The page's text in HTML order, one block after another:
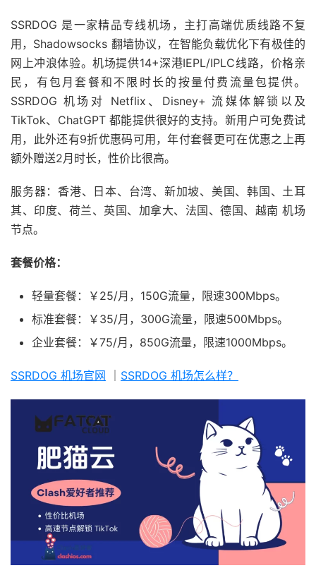
SSRDOG 是一家精品专线机场，主打高端优质线路不复
用，Shadowsocks 翻墙协议，在智能负载优化下有极佳的
网上冲浪体验。机场提供14+深港IEPL/IPLC线路，价格亲
民，有包月套餐和不限时长的按量付费流量包提供。
SSRDOG 机场对 Netflix、Disney+ 流媒体解锁以及
TikTok、ChatGPT 都能提供很好的支持。新用户可免费试
用，此外还有9折优惠码可用，年付套餐更可在优惠之上再
额外赠送2月时长，性价比很高。
服务器：香港、日本、台湾、新加坡、美国、韩国、土耳
其、印度、荷兰、英国、加拿大、法国、德国、越南 机场
节点。
套餐价格：
轻量套餐：￥25/月，150G流量，限速300Mbps。
标准套餐：￥35/月，300G流量，限速500Mbps。
企业套餐：￥75/月，850G流量，限速1000Mbps。
SSRDOG 机场官网 SSRDOG 机场怎么样？